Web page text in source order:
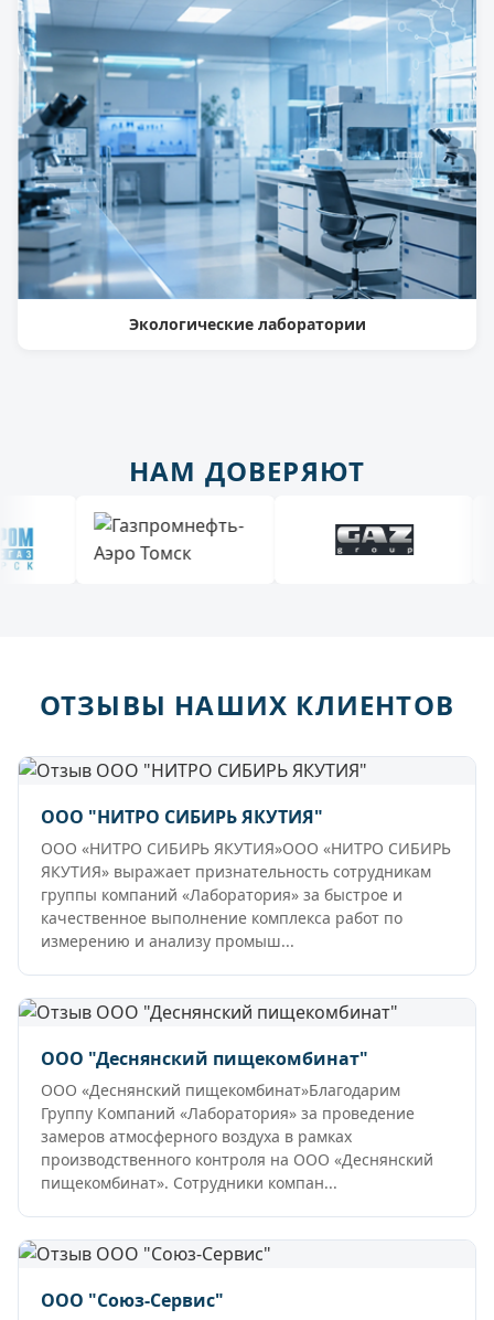
Экологические лаборатории
НАМ ДОВЕРЯЮТ
ОТЗЫВЫ НАШИХ КЛИЕНТОВ
ООО "НИТРО СИБИРЬ ЯКУТИЯ"
ООО «НИТРО СИБИРЬ ЯКУТИЯ»ООО «НИТРО СИБИРЬ
ЯКУТИЯ» выражает признательность сотрудникам
группы компаний «Лаборатория» за быстрое и
качественное выполнение комплекса работ по
измерению и анализу промыш...
ООО "Деснянский пищекомбинат"
ООО «Деснянский пищекомбинат»Благодарим
Группу Компаний «Лаборатория» за проведение
замеров атмосферного воздуха в рамках
производственного контроля на ООО «Деснянский
пищекомбинат». Сотрудники компан...
ООО "Союз-Сервис"